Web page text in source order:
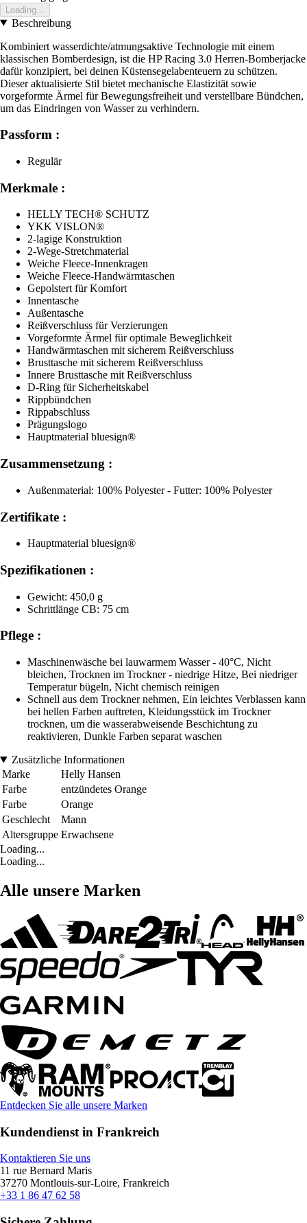
Loading...
Beschreibung
Kombiniert wasserdichte/atmungsaktive Technologie mit einem
klassischen Bomberdesign, ist die HP Racing 3.0 Herren-Bomberjacke
dafür konzipiert, bei deinen Küstensegelabenteuern zu schützen.
Dieser aktualisierte Stil bietet mechanische Elastizität sowie
vorgeformte Ärmel für Bewegungsfreiheit und verstellbare Bündchen,
um das Eindringen von Wasser zu verhindern.
Passform :
Regulär
Merkmale :
HELLY TECH® SCHUTZ
YKK VISLON®
2-lagige Konstruktion
2-Wege-Stretchmaterial
Weiche Fleece-Innenkragen
Weiche Fleece-Handwärmtaschen
Gepolstert für Komfort
Innentasche
Außentasche
Reißverschluss für Verzierungen
Vorgeformte Ärmel für optimale Beweglichkeit
Handwärmtaschen mit sicherem Reißverschluss
Brusttasche mit sicherem Reißverschluss
Innere Brusttasche mit Reißverschluss
D-Ring für Sicherheitskabel
Rippbündchen
Rippabschluss
Prägungslogo
Hauptmaterial bluesign®
Zusammensetzung :
Außenmaterial: 100% Polyester - Futter: 100% Polyester
Zertifikate :
Hauptmaterial bluesign®
Spezifikationen :
Gewicht: 450,0 g
Schrittlänge CB: 75 cm
Pflege :
Maschinenwäsche bei lauwarmem Wasser - 40°C, Nicht
bleichen, Trocknen im Trockner - niedrige Hitze, Bei niedriger
Temperatur bügeln, Nicht chemisch reinigen
Schnell aus dem Trockner nehmen, Ein leichtes Verblassen kann
bei hellen Farben auftreten, Kleidungsstück im Trockner
trocknen, um die wasserabweisende Beschichtung zu
reaktivieren, Dunkle Farben separat waschen
Zusätzliche Informationen
Marke
Helly Hansen
Farbe
entzündetes Orange
Farbe
Orange
Geschlecht
Mann
Altersgruppe Erwachsene
Loading...
Loading...
Alle unsere Marken
Entdecken Sie alle unsere Marken
Kundendienst in Frankreich
Kontaktieren Sie uns
11 rue Bernard Maris
37270 Montlouis-sur-Loire, Frankreich
+33 1 86 47 62 58